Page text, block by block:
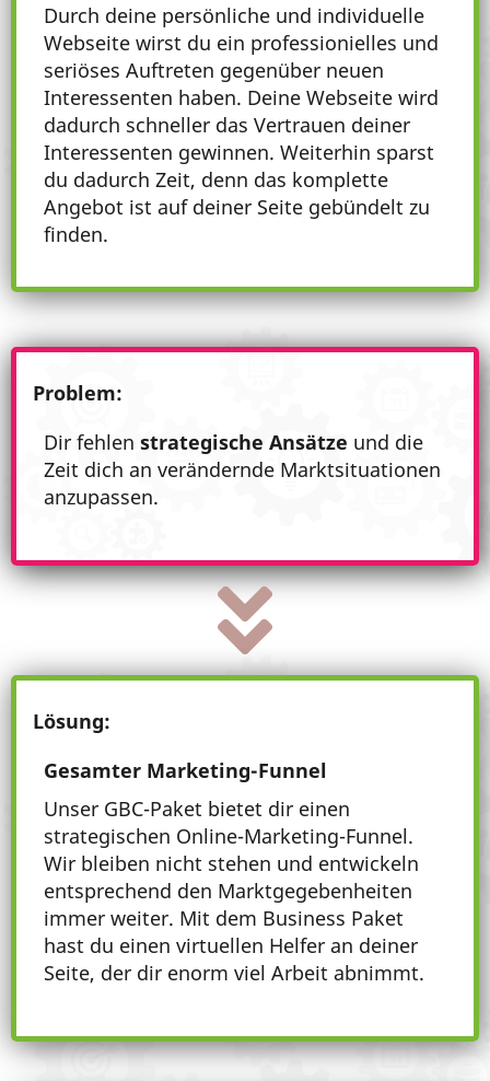
Durch deine persönliche und individuelle
Webseite wirst du ein professionielles und
seriöses Auftreten gegenüber neuen
Interessenten haben. Deine Webseite wird
dadurch schneller das Vertrauen deiner
Interessenten gewinnen. Weiterhin sparst
du dadurch Zeit, denn das komplette
Angebot ist auf deiner Seite gebündelt zu
finden.
Problem:
Dir fehlen strategische Ansätze und die
Zeit dich an verändernde Marktsituationen
anzupassen.
Lösung:
Gesamter Marketing-Funnel
Unser GBC-Paket bietet dir einen
strategischen Online-Marketing-Funnel.
Wir bleiben nicht stehen und entwickeln
entsprechend den Marktgegebenheiten
immer weiter. Mit dem Business Paket
hast du einen virtuellen Helfer an deiner
Seite, der dir enorm viel Arbeit abnimmt.